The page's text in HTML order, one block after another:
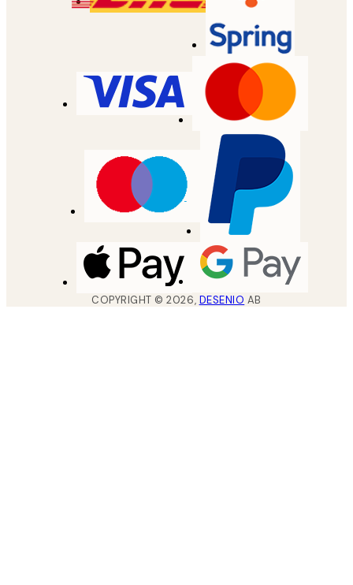
COPYRIGHT ©2026, DESENIO AB